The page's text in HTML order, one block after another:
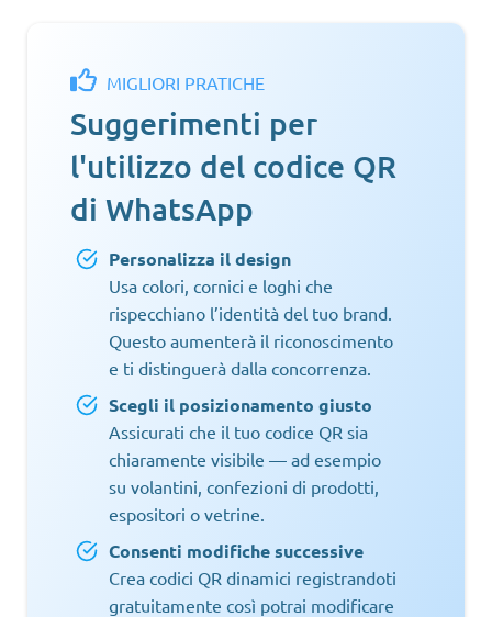
MIGLIORI PRATICHE
Suggerimenti per
l'utilizzo del codice QR
di WhatsApp
Personalizza il design
Usa colori, cornici e loghi che
rispecchiano l’identità del tuo brand.
Questo aumenterà il riconoscimento
e ti distinguerà dalla concorrenza.
Scegli il posizionamento giusto
Assicurati che il tuo codice QR sia
chiaramente visibile — ad esempio
su volantini, confezioni di prodotti,
espositori o vetrine.
Consenti modifiche successive
Crea codici QR dinamici registrandoti
gratuitamente così potrai modificare